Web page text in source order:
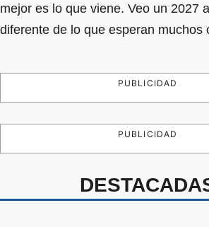
mejor es lo que viene. Veo un 2027
diferente de lo que esperan muchos
PUBLICIDAD
PUBLICIDAD